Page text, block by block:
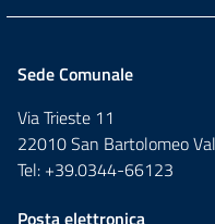
Sede Comunale
Via Trieste 11
22010 San Bartolomeo
Tel: +39.0344-66123
Posta elettronica